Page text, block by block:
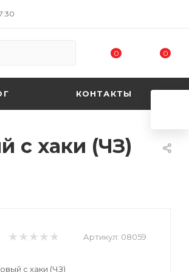
0 0
КОНТАКТЫ
с хаки (ЧЗ)
Артикул: 08059
с хаки (ЧЗ)